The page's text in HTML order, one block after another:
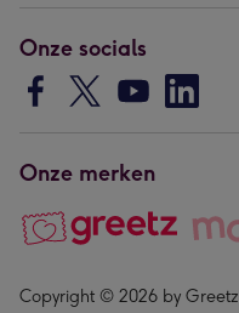
Onze socials
Onze merken
Copyright © 2026 by Greetz